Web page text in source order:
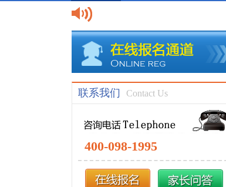
联系我们 Contact Us
400-098-1995